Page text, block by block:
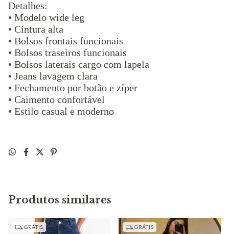
Detalhes:
• Modelo wide leg
• Cintura alta
• Bolsos frontais funcionais
• Bolsos traseiros funcionais
• Bolsos laterais cargo com lapela
• Jeans lavagem clara
• Fechamento por botão e zíper
• Caimento confortável
• Estilo casual e moderno
Produtos similares
GRÁTIS GRÁTIS